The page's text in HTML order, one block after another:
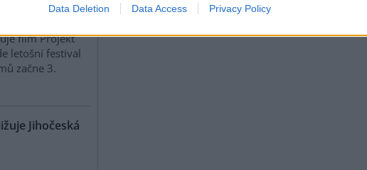
Data Deletion Data Access Privacy Policy
vztah dětí k
film Projekt
letošní festival
začne 3.
Jihočeská